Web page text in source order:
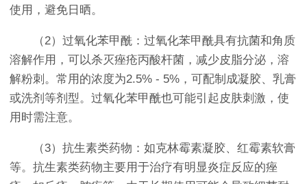
使用，避免日晒。
（2）过氧化苯甲酰：过氧化苯甲酰具有抗菌和角质
溶解作用，可以杀灭痤疮丙酸杆菌，减少皮脂分泌，溶
解粉刺。常用的浓度为2.5% - 5%，可配制成凝胶、乳膏
或洗剂等剂型。过氧化苯甲酰也可能引起皮肤刺激，使
用时需注意。
（3）抗生素类药物：如克林霉素凝胶、红霉素软膏
等。抗生素类药物主要用于治疗有明显炎症反应的痤